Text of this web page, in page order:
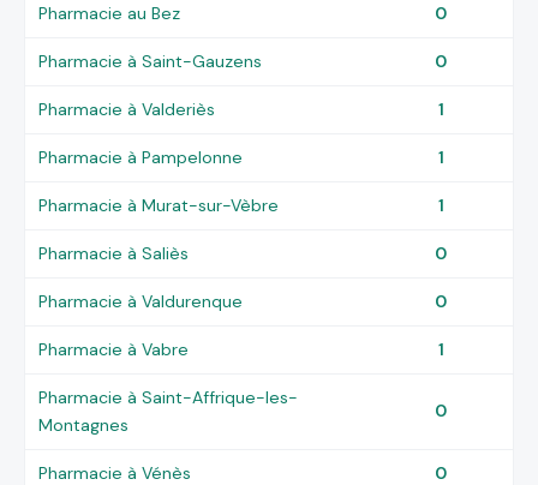
Pharmacie au Bez 0
Pharmacie à Saint-Gauzens 0
Pharmacie à Valderiès 1
Pharmacie à Pampelonne 1
Pharmacie à Murat-sur-Vèbre 1
Pharmacie à Saliès 0
Pharmacie à Valdurenque 0
Pharmacie à Vabre 1
Pharmacie à Saint-Affrique-les-
Montagnes
0
Pharmacie à Vénès 0